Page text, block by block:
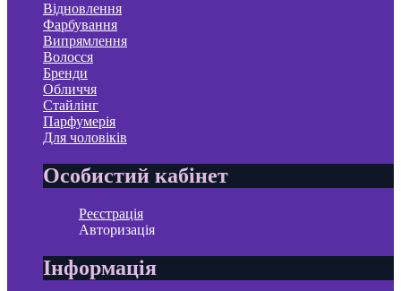
Відновлення
Фарбування
Випрямлення
Волосся
Бренди
Обличчя
Стайлінг
Парфумерія
Для чоловіків
Особистий кабінет
Реєстрація
Авторизація
Інформація